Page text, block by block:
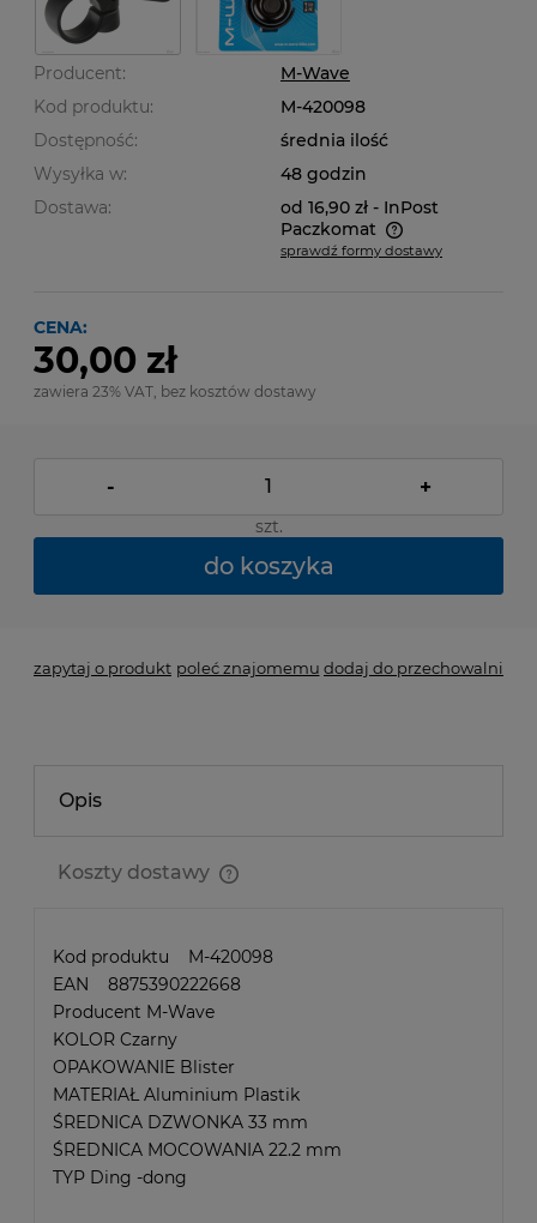
Producent:
M-Wave
Kod produktu:
M-420098
Dostępność:
średnia ilość
Wysyłka w:
48 godzin
Dostawa:
od 16,90 zł - InPost
Paczkomat
Cena nie zawiera ewentualnych kosztów płatności
sprawdź formy dostawy
CENA:
30,00 zł
zawiera 23% VAT, bez kosztów dostawy
- +
szt.
do koszyka
zapytaj o produkt poleć znajomemu dodaj do przechowalni
Opis
Koszty dostawy
Kod produktu M-420098
EAN 8875390222668
Producent M-Wave
KOLOR Czarny
OPAKOWANIE Blister
MATERIAŁ Aluminium Plastik
ŚREDNICA DZWONKA 33 mm
ŚREDNICA MOCOWANIA 22.2 mm
TYP Ding -dong